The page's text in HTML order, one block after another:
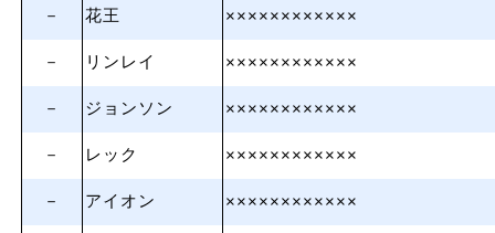
－ 花王 ××××××××××××
－ リンレイ ××××××××××××
－ ジョンソン ××××××××××××
－ レック ××××××××××××
－ アイオン ××××××××××××